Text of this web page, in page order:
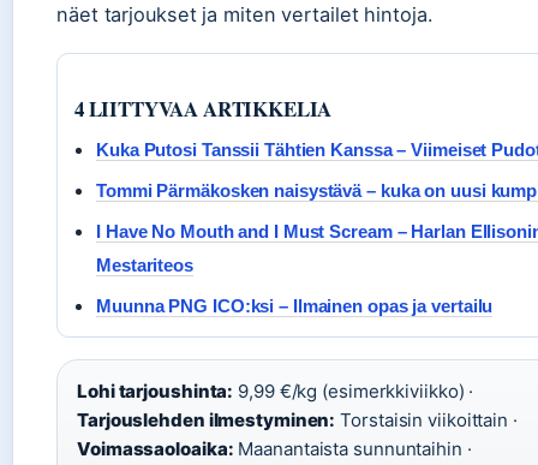
näet tarjoukset ja miten vertailet hintoja.
4 LIITTYVAA ARTIKKELIA
Kuka Putosi Tanssii Tähtien Kanssa – Viimeiset
Tommi Pärmäkosken naisystävä – kuka on uusi
I Have No Mouth and I Must Scream – Harlan
Mestariteos
Muunna PNG ICO:ksi – Ilmainen opas ja vertailu
Lohi tarjoushinta: 9,99 €/kg (esimerkkiviikko) ·
Tarjouslehden ilmestyminen: Torstaisin viikoittain ·
Voimassaoloaika: Maanantaista sunnuntaihin ·